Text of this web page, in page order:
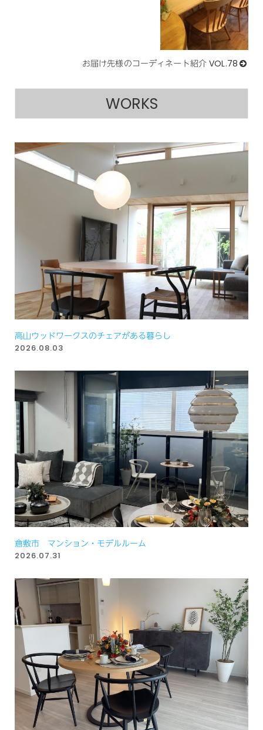
お届け先様のコーディネート紹介 VOL.78
WORKS
高山ウッドワークスのチェアがある暮らし
2026.08.03
倉敷市 マンション・モデルルーム
2026.07.31